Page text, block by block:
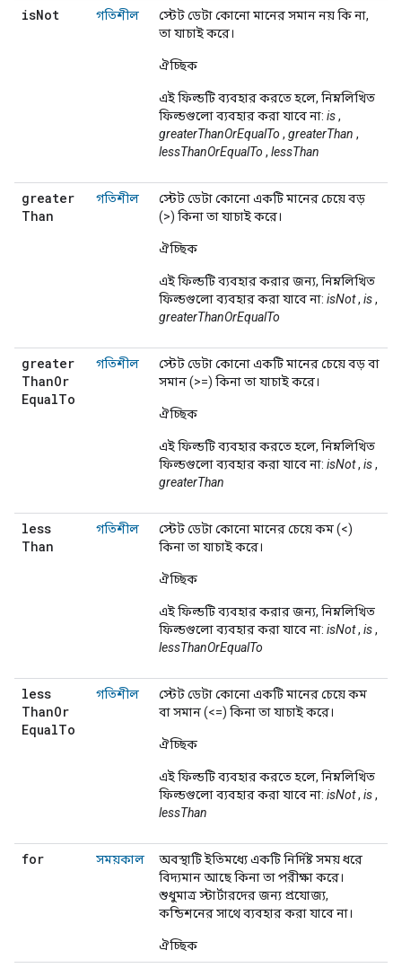
isNot গতিশীল
স্টেট ডেটা কোনো মানের সমান নয় কি না,
তা যাচাই করে।
ঐচ্ছিক
এই ফিল্ডটি ব্যবহার করতে হলে, নিম্নলিখিত
ফিল্ডগুলো ব্যবহার করা যাবে না: is,
greaterThanOrEqualTo , greaterThan ,
lessThanOrEqualTo , lessThan
greater
Than
গতিশীল
স্টেট ডেটা কোনো একটি মানের চেয়ে বড়
(>) কিনা তা যাচাই করে।
ঐচ্ছিক
এই ফিল্ডটি ব্যবহার করার জন্য, নিম্নলিখিত
ফিল্ডগুলো ব্যবহার করা যাবে না: isNot, is,
greaterThanOrEqualTo
greater
ThanOr
EqualTo
গতিশীল
স্টেট ডেটা কোনো একটি মানের চেয়ে বড় বা
সমান (>=) কিনা তা যাচাই করে।
ঐচ্ছিক
এই ফিল্ডটি ব্যবহার করতে হলে, নিম্নলিখিত
ফিল্ডগুলো ব্যবহার করা যাবে না: isNot, is,
greaterThan
less
Than
গতিশীল
স্টেট ডেটা কোনো মানের চেয়ে কম (<)
কিনা তা যাচাই করে।
ঐচ্ছিক
এই ফিল্ডটি ব্যবহার করার জন্য, নিম্নলিখিত
ফিল্ডগুলো ব্যবহার করা যাবে না: isNot, is,
lessThanOrEqualTo
less
ThanOr
EqualTo
গতিশীল
স্টেট ডেটা কোনো একটি মানের চেয়ে কম
বা সমান (<=) কিনা তা যাচাই করে।
ঐচ্ছিক
এই ফিল্ডটি ব্যবহার করতে হলে, নিম্নলিখিত
ফিল্ডগুলো ব্যবহার করা যাবে না: isNot, is,
lessThan
for সময়কাল
অবস্থাটি ইতিমধ্যে একটি নির্দিষ্ট সময় ধরে
বিদ্যমান আছে কিনা তা পরীক্ষা করে।
শুধুমাত্র স্টার্টারদের জন্য প্রযোজ্য,
কন্ডিশনের সাথে ব্যবহার করা যাবে না।
ঐচ্ছিক